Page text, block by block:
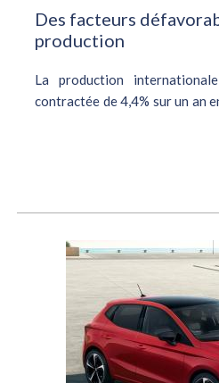
Des facteurs
production
La production
contractée de 4,4% sur un an
ont affiché des résultats